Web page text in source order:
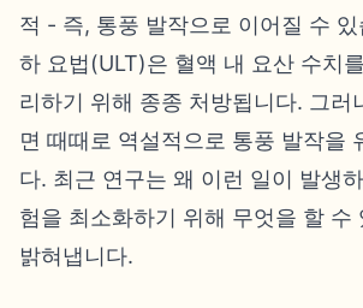
적 - 즉, 통풍 발작으로 이어질 수 있
하 요법(ULT)은 혈액 내 요산 수치
리하기 위해 종종 처방됩니다. 그러
면 때때로 역설적으로 통풍 발작을
다. 최근 연구는 왜 이런 일이 발생
험을 최소화하기 위해 무엇을 할 수
밝혀냅니다.